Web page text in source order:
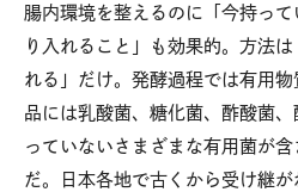
腸内環境を整えるのに「今持っ
り入れること」も効果的。方法
れる」だけ。発酵過程では有用
品には乳酸菌、糖化菌、酢酸菌
っていないさまざまな有用菌が
だ。日本各地で古くから受け継